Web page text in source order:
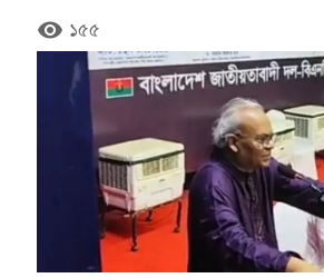
remove_red_eye ১৫৫